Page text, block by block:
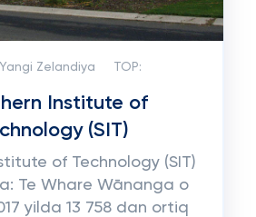
Yangi Zelandiya TOP:
Institute of
(SIT)
of Technology (SIT)
Te Whare Wānanga o
yilda 13 758 dan ortiq